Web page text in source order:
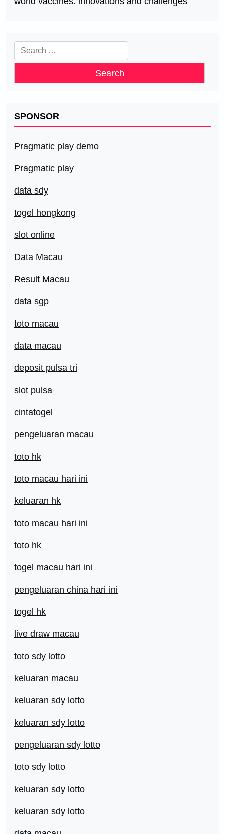
Search
for:
SPONSOR
Pragmatic play demo
Pragmatic play
data sdy
togel hongkong
slot online
Data Macau
Result Macau
data sgp
toto macau
data macau
deposit pulsa tri
slot pulsa
cintatogel
pengeluaran macau
toto hk
toto macau hari ini
keluaran hk
toto macau hari ini
toto hk
togel macau hari ini
pengeluaran china hari ini
togel hk
live draw macau
toto sdy lotto
keluaran macau
keluaran sdy lotto
keluaran sdy lotto
pengeluaran sdy lotto
toto sdy lotto
keluaran sdy lotto
keluaran sdy lotto